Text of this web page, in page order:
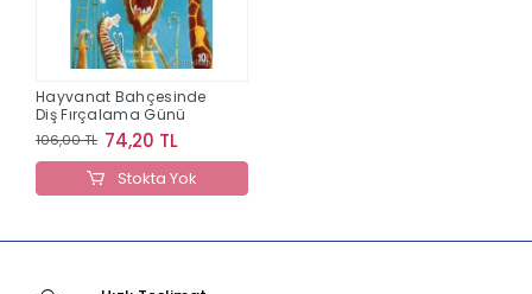
Hayvanat Bahçesinde
Diş Fırçalama Günü
106,00 TL 74,20 TL
Stokta Yok